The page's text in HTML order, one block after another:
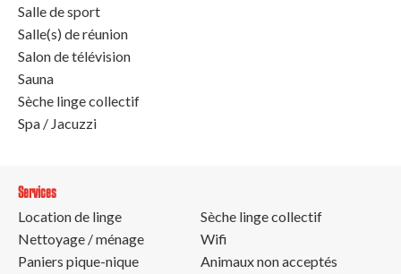
Salle de sport
Salle(s) de réunion
Salon de télévision
Sauna
Sèche linge collectif
Spa / Jacuzzi
Services
Location de linge
Nettoyage / ménage
Paniers pique-nique
Sèche linge collectif
Wifi
Animaux non acceptés